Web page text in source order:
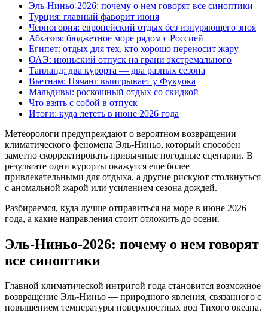
Эль-Ниньо-2026: почему о нем говорят все синоптики
Турция: главный фаворит июня
Черногория: европейский отдых без изнуряющего зноя
Абхазия: бюджетное море рядом с Россией
Египет: отдых для тех, кто хорошо переносит жару
ОАЭ: июньский отпуск на грани экстремального
Таиланд: два курорта — два разных сезона
Вьетнам: Нячанг выигрывает у Фукуока
Мальдивы: роскошный отдых со скидкой
Что взять с собой в отпуск
Итоги: куда лететь в июне 2026 года
Метеорологи предупреждают о вероятном возвращении
климатического феномена Эль-Ниньо, который способен
заметно скорректировать привычные погодные сценарии. В
результате одни курорты окажутся еще более
привлекательными для отдыха, а другие рискуют столкнуться
с аномальной жарой или усилением сезона дождей.
Разбираемся, куда лучше отправиться на море в июне 2026
года, а какие направления стоит отложить до осени.
Эль-Ниньо-2026: почему о нем говорят
все синоптики
Главной климатической интригой года становится возможное
возвращение Эль-Ниньо — природного явления, связанного с
повышением температуры поверхностных вод Тихого океана.